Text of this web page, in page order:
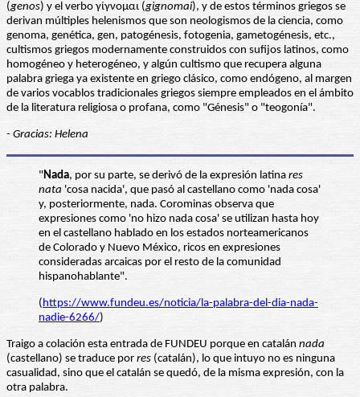
(genos) y el verbo γίγνομαι (gignomai), y de estos términos griegos se
derivan múltiples helenismos que son neologismos de la ciencia, como
genoma, genética, gen, patogénesis, fotogenia, gametogénesis, etc.,
cultismos griegos modernamente construidos con sufijos latinos, como
homogéneo y heterogéneo, y algún cultismo que recupera alguna
palabra griega ya existente en griego clásico, como endógeno, al margen
de varios vocablos tradicionales griegos siempre empleados en el ámbito
de la literatura religiosa o profana, como "Génesis" o "teogonía".
- Gracias: Helena
"Nada, por su parte, se derivó de la expresión latina res
nata 'cosa nacida', que pasó al castellano como 'nada cosa'
y, posteriormente, nada. Corominas observa que
expresiones como 'no hizo nada cosa' se utilizan hasta hoy
en el castellano hablado en los estados norteamericanos
de Colorado y Nuevo México, ricos en expresiones
consideradas arcaicas por el resto de la comunidad
hispanohablante".
(https://www.fundeu.es/noticia/la-palabra-del-dia-nada-
nadie-6266/)
Traigo a colación esta entrada de FUNDEU porque en catalán nada
(castellano) se traduce por res (catalán), lo que intuyo no es ninguna
casualidad, sino que el catalán se quedó, de la misma expresión, con la
otra palabra.